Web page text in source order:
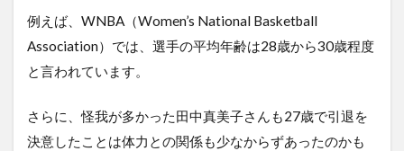
例えば、WNBA（Women’s National Basketball
Association）では、選手の平均年齢は28歳から30歳程度
と言われています。
さらに、怪我が多かった田中真美子さんも27歳で引退を
決意したことは体力との関係も少なからずあったのかも